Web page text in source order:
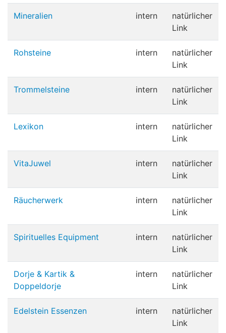
Mineralien intern
natürlicher
Link
Rohsteine intern
natürlicher
Link
Trommelsteine intern
natürlicher
Link
Lexikon intern
natürlicher
Link
VitaJuwel intern
natürlicher
Link
Räucherwerk intern
natürlicher
Link
Spirituelles Equipment intern
natürlicher
Link
Dorje & Kartik &
Doppeldorje
intern
natürlicher
Link
Edelstein Essenzen intern
natürlicher
Link